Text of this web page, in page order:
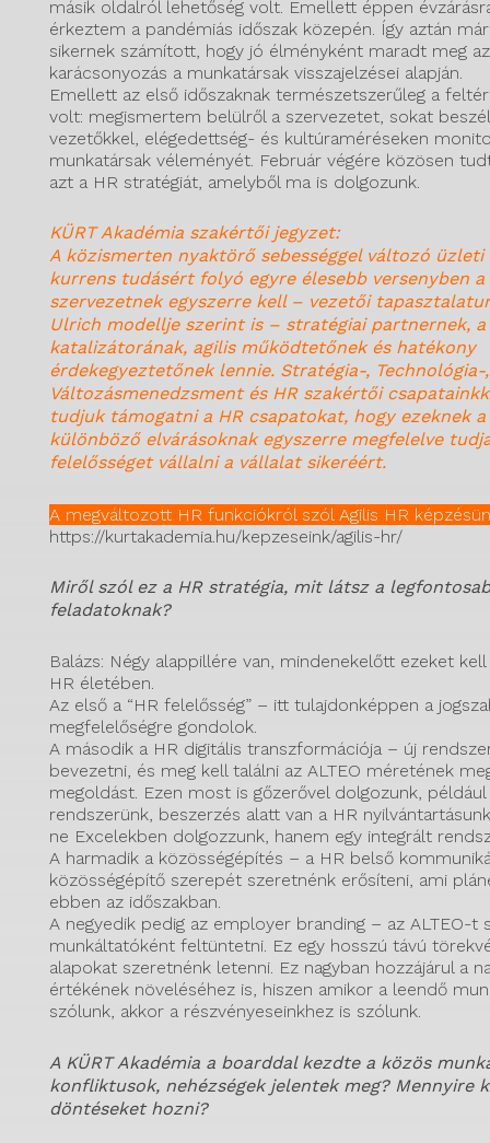
másik oldalról lehetőség volt. Emellett éppen
érkeztem a pandémiás időszak közepén. Így aztán
sikernek számított, hogy jó élményként maradt meg
karácsonyozás a munkatársak visszajelzései alapján.
Emellett az első időszaknak természetszerűleg a
volt: megismertem belülről a szervezetet, sokat
vezetőkkel, elégedettség- és kultúraméréseken
munkatársak véleményét. Február végére közösen
azt a HR stratégiát, amelyből ma is dolgozunk.
KÜRT Akadémia szakértői jegyzet:
A közismerten nyaktörő sebességgel változó üzleti
kurrens tudásért folyó egyre élesebb versenyben a
szervezetnek egyszerre kell – vezetői
Ulrich modellje szerint is – stratégiai partnernek,
katalizátorának, agilis működtetőnek és hatékony
érdekegyeztetőnek lennie. Stratégia-, Technológia-,
Változásmenedzsment és HR szakértői
tudjuk támogatni a HR csapatokat, hogy ezeknek
különböző elvárásoknak egyszerre megfelelve
felelősséget vállalni a vállalat sikeréért.
A megváltozott HR funkciókról szól Agilis HR
https://kurtakademia.hu/kepzeseink/agilis-hr/
Miről szól ez a HR stratégia, mit látsz a
feladatoknak?
Balázs: Négy alappillére van, mindenekelőtt ezeket
HR életében.
Az első a “HR felelősség” – itt tulajdonképpen a
megfelelőségre gondolok.
A második a HR digitális transzformációja – új
bevezetni, és meg kell találni az ALTEO méretének
megoldást. Ezen most is gőzerővel dolgozunk,
rendszerünk, beszerzés alatt van a HR
ne Excelekben dolgozzunk, hanem egy integrált
A harmadik a közösségépítés – a HR belső
közösségépítő szerepét szeretnénk erősíteni, ami
ebben az időszakban.
A negyedik pedig az employer branding – az ALTEO-t
munkáltatóként feltüntetni. Ez egy hosszú távú
alapokat szeretnénk letenni. Ez nagyban hozzájárul a
értékének növeléséhez is, hiszen amikor a leendő
szólunk, akkor a részvényeseinkhez is szólunk.
A KÜRT Akadémia a boarddal kezdte a közös
konfliktusok, nehézségek jelentek meg? Mennyire
döntéseket hozni?